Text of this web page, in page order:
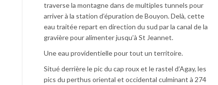
traverse la montagne dans de multiples tunnels pour
arriver à la station d’épuration de Bouyon. Delà, cette
eau traitée repart en direction du sud par la canal de la
gravière pour alimenter jusqu’à St Jeannet.
Une eau providentielle pour tout un territoire.
Situé derrière le pic du cap roux et le rastel d’Agay, les
pics du perthus oriental et occidental culminant à 274